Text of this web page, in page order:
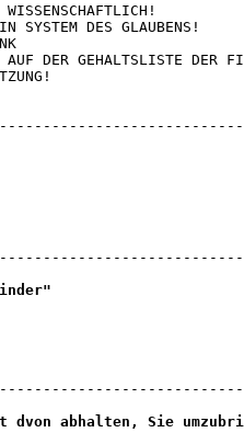
SYSTEM DES GLAUBENS!
DER GEHALTSLISTE DER
dvon abhalten, Sie